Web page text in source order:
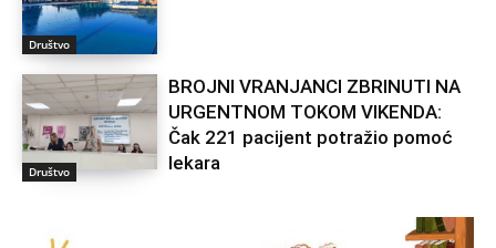
Društvo
Društvo
BROJNI VRANJANCI ZBRINUTI NA
URGENTNOM TOKOM VIKENDA:
Čak 221 pacijent potražio pomoć
lekara